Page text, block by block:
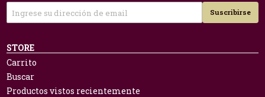
Suscribirse
STORE
Carrito
Buscar
Productos vistos recientemente